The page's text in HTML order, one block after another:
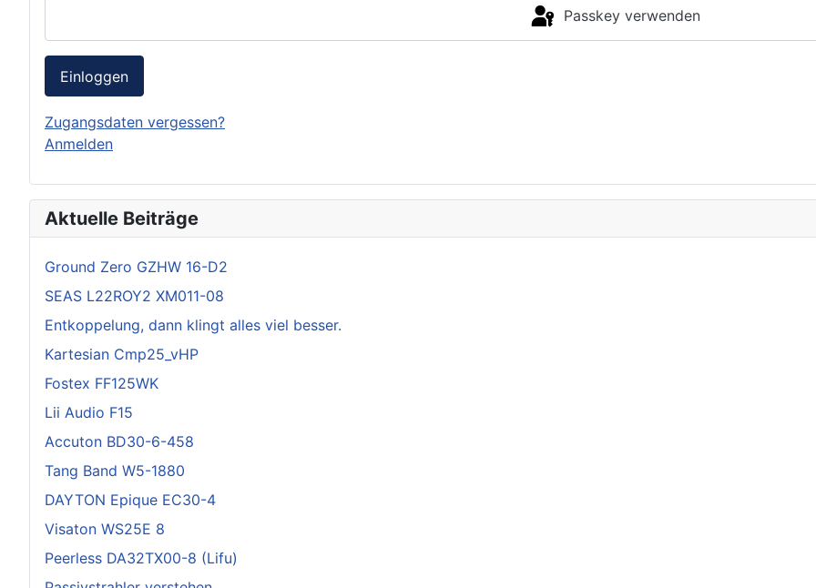
Passkey verwenden
Einloggen
Zugangsdaten vergessen?
Anmelden
Aktuelle Beiträge
Ground Zero GZHW 16-D2
SEAS L22ROY2 XM011-08
Entkoppelung, dann klingt alles viel besser.
Kartesian Cmp25_vHP
Fostex FF125WK
Lii Audio F15
Accuton BD30-6-458
Tang Band W5-1880
DAYTON Epique EC30-4
Visaton WS25E 8
Peerless DA32TX00-8 (Lifu)